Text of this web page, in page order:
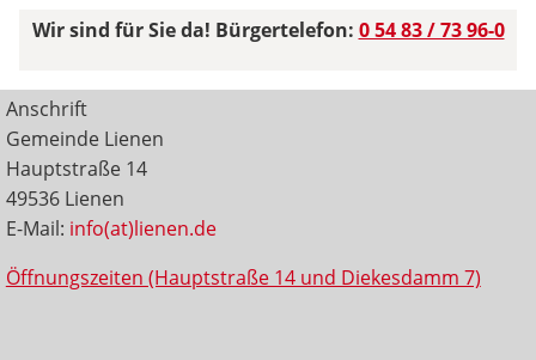
Wir sind für Sie da! Bürgertelefon: 0 54 83 / 73 96-0
Anschrift
Gemeinde Lienen
Hauptstraße 14
49536 Lienen
E-Mail: info(at)lienen.de
Öffnungszeiten (Hauptstraße 14 und Diekesdamm 7)